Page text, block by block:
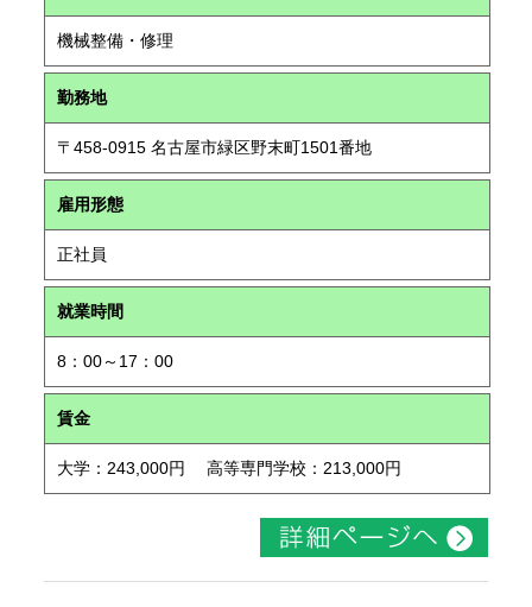
機械整備・修理
勤務地
〒458-0915 名古屋市緑区野末町1501番地
雇用形態
正社員
就業時間
8：00～17：00
賃金
大学：243,000円 高等専門学校：213,000円